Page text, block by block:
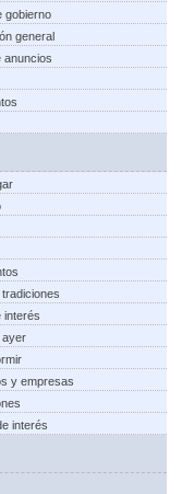
gobierno
general
anuncios
interés
ayer
y empresas
interés